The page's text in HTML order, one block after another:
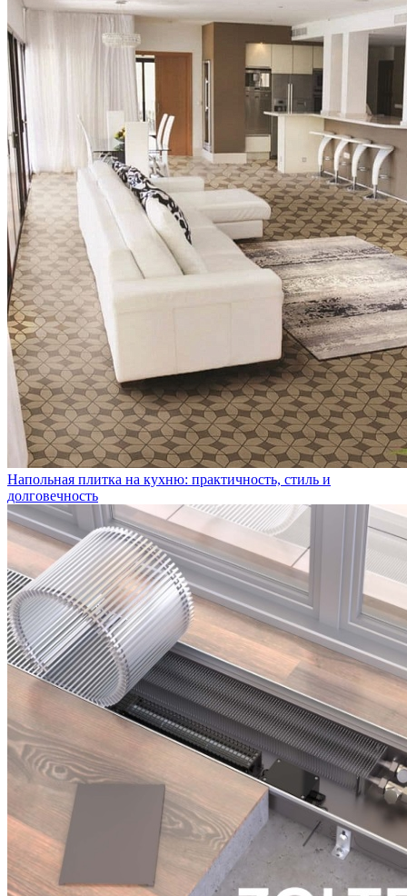
Напольная плитка на кухню: практичность, стиль и
долговечность